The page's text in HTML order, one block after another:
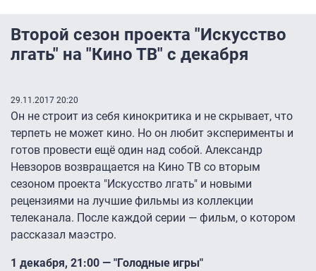
Второй сезон проекта "Искусство
лгать" на "Кино ТВ" с декабря
29.11.2017 20:20
Он не строит из себя кинокритика и не скрывает, что
терпеть не может кино. Но он любит эксперименты и
готов провести ещё один над собой. Александр
Невзоров возвращается на Кино ТВ со вторым
сезоном проекта "Искусство лгать" и новыми
рецензиями на лучшие фильмы из коллекции
телеканала. После каждой серии — фильм, о котором
рассказал маэстро.
1 декабря, 21:00 — "Голодные игры"